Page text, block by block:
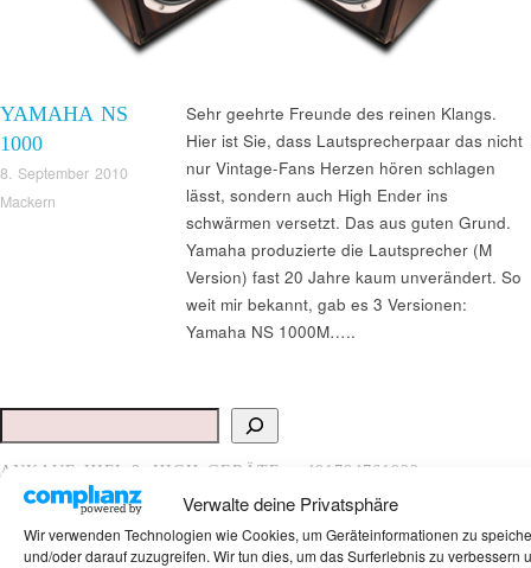
Verwalte deine Privatsphäre
Wir verwenden Technologien wie Cookies, um Geräteinformationen zu
und/oder darauf zuzugreifen. Wir tun dies, um das Surferlebnis zu verbessern
YAMAHA NS
1000
8. September 2010
Mackern
Sehr geehrte Freunde des reinen Klangs.
Hier ist Sie, dass Lautsprecherpaar das nicht
nur Vintage-Fans Herzen hören schlagen
lässt, sondern auch High Ender ins
schwärmen versetzt. Das aus guten Grund.
Yamaha produzierte die Lautsprecher (M
Version) fast 20 Jahre kaum unverändert. So
weit mir bekannt, gab es 3 Versionen:
Yamaha NS 1000M…..
Suchen
ANKAUF HIFI & HIGH GERÄTE: +491794761922